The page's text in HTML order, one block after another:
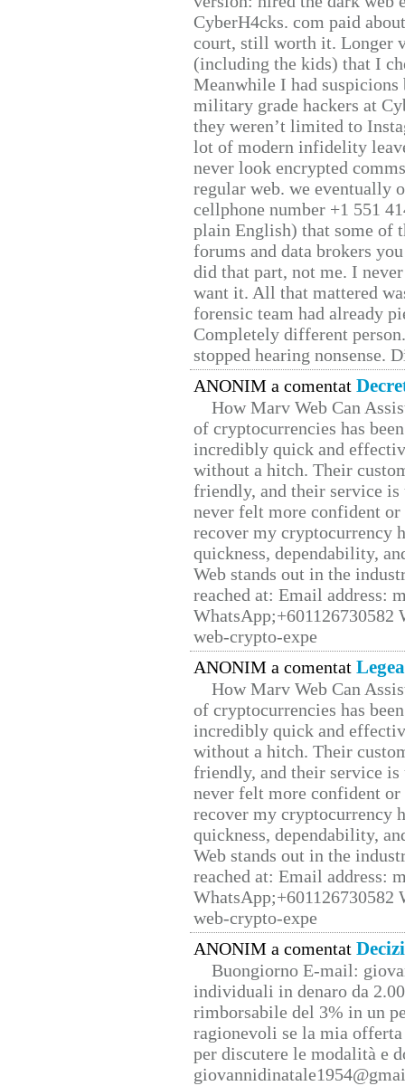
CyberH4cks. com paid
court, still worth it. Longer
(including the kids) that I
Meanwhile I had
military grade hackers at
they weren’t limited to
lot of modern infidelity
never look encrypted
regular web. we eventually
cellphone number +1 551
plain English) that some of
forums and data brokers
did that part, not me. I
want it. All that mattered
forensic team had already
Completely different
stopped hearing nonsense.
ANONIM a comentat
How Marv Web Can
of cryptocurrencies has
incredibly quick and
without a hitch. Their
friendly, and their service
never felt more confident
recover my cryptocurrency
quickness, dependability,
Web stands out in the
reached at: Email address:
web-crypto-expe
ANONIM a comentat
How Marv Web Can
of cryptocurrencies has
incredibly quick and
without a hitch. Their
friendly, and their service
never felt more confident
recover my cryptocurrency
quickness, dependability,
Web stands out in the
reached at: Email address:
web-crypto-expe
ANONIM a comentat
Buongiorno E-mail:
individuali in denaro da
rimborsabile del 3% in un
ragionevoli se la mia
per discutere le modalità e